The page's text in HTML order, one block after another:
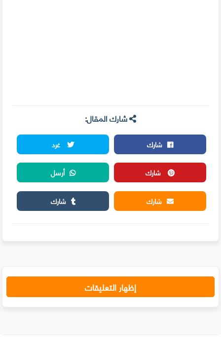
شارك المقال:
شارك
غرد
شارك
أرسل
شارك
شارك
إظهار التعليقات